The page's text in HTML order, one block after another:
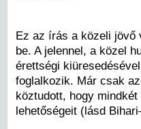
Ez az írás a közeli jövő
be. A jelennel, a közel
érettségi
foglalkozik. Már csak
köztudott, hogy
lehetőségeit (lásd